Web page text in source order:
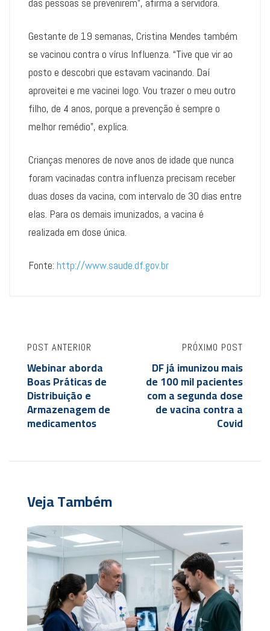
Gestante de 19 semanas, Cristina Mendes também
se vacinou contra o vírus Influenza. “Tive que vir ao
posto e descobri que estavam vacinando. Daí
aproveitei e me vacinei logo. Vou trazer o meu outro
filho, de 4 anos, porque a prevenção é sempre o
melhor remédio”, explica.
Crianças menores de nove anos de idade que nunca
foram vacinadas contra influenza precisam receber
duas doses da vacina, com intervalo de 30 dias entre
elas. Para os demais imunizados, a vacina é
realizada em dose única.
Fonte: http://www.saude.df.gov.br
POST ANTERIOR
Webinar aborda
Boas Práticas de
Distribuição e
Armazenagem de
medicamentos
PRÓXIMO POST
DF já imunizou mais
de 100 mil pacientes
com a segunda dose
de vacina contra a
Covid
Veja Também